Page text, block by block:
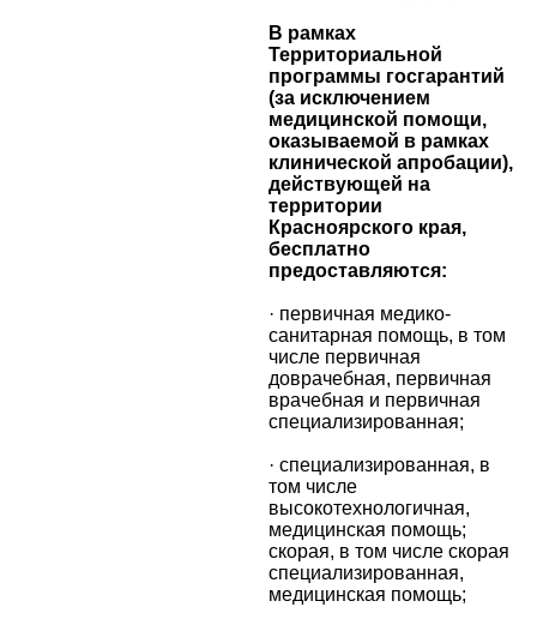
В рамках
Территориальной
программы госгарантий
(за исключением
медицинской помощи,
оказываемой в рамках
клинической апробации),
действующей на
территории
Красноярского края,
бесплатно
предоставляются:
· первичная медико-
санитарная помощь, в том
числе первичная
доврачебная, первичная
врачебная и первичная
специализированная;
· специализированная, в
том числе
высокотехнологичная,
медицинская помощь;
скорая, в том числе скорая
специализированная,
медицинская помощь;